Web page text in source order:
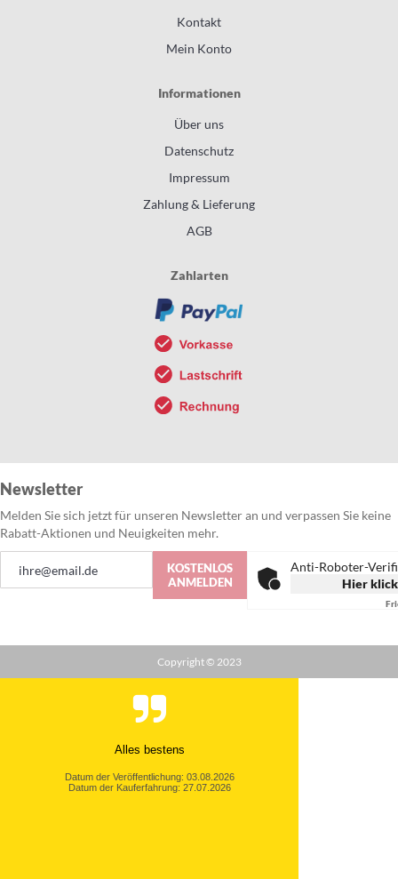
Kontakt
Mein Konto
Informationen
Über uns
Datenschutz
Impressum
Zahlung & Lieferung
AGB
Zahlarten
Newsletter
Melden Sie sich jetzt für unseren Newsletter an und verpassen Sie keine
Rabatt-Aktionen und Neuigkeiten mehr.
zum
KOSTENLOS
ANMELDEN
Anti-Roboter-
Hier
Copyright © 2023
Alles bestens
Datum der Veröffentlichung: 03.08.2026
Datum der Kauferfahrung: 27.07.2026